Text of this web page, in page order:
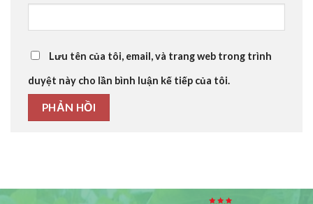
Lưu tên của tôi, email, và trang web trong trình
duyệt này cho lần bình luận kế tiếp của tôi.